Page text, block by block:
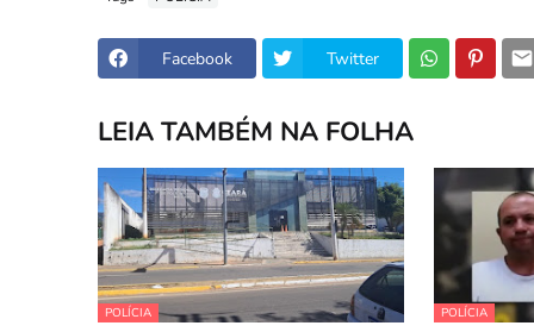
Facebook Twitter
LEIA TAMBÉM NA FOLHA
POLÍCIA POLÍCIA